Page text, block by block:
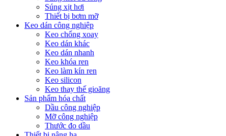
Súng xịt hơi
Thiết bị bơm mỡ
Keo dán công nghiệp
Keo chống xoay
Keo dán khác
Keo dán nhanh
Keo khóa ren
Keo làm kín ren
Keo silicon
Keo thay thế gioăng
Sản phẩm hóa chất
Dầu công nghiệp
Mỡ công nghiệp
Thước đo dầu